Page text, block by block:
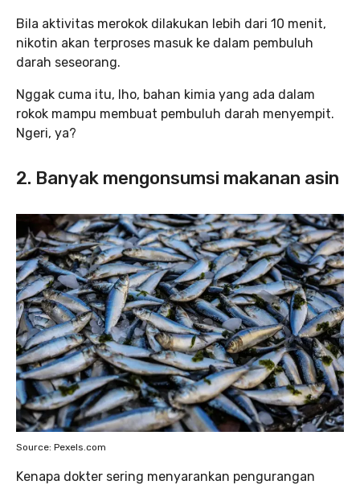
Bila aktivitas merokok dilakukan lebih dari 10 menit,
nikotin akan terproses masuk ke dalam pembuluh
darah seseorang.
Nggak cuma itu, lho, bahan kimia yang ada dalam
rokok mampu membuat pembuluh darah menyempit.
Ngeri, ya?
2. Banyak mengonsumsi makanan asin
Source: Pexels.com
Kenapa dokter sering menyarankan pengurangan